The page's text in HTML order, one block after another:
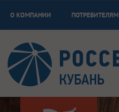
О КОМПАНИИ ПОТРЕБИТЕЛЯМ